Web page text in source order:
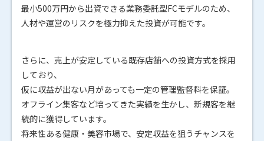
最小500万円から出資できる業務委託型FCモデルのため、
人材や運営のリスクを極力抑えた投資が可能です。
さらに、売上が安定している既存店舗への投資方式を採用
しており、
仮に収益が出ない月があっても一定の管理監督料を保証。
オフライン集客など培ってきた実績を生かし、新規客を継
続的に獲得しています。
将来性ある健康・美容市場で、安定収益を狙うチャンスを